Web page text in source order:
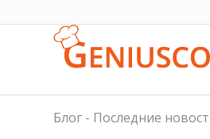
Блог - Последние